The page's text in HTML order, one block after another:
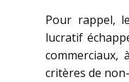
Pour rappel,
lucratif
commerciaux,
critères de